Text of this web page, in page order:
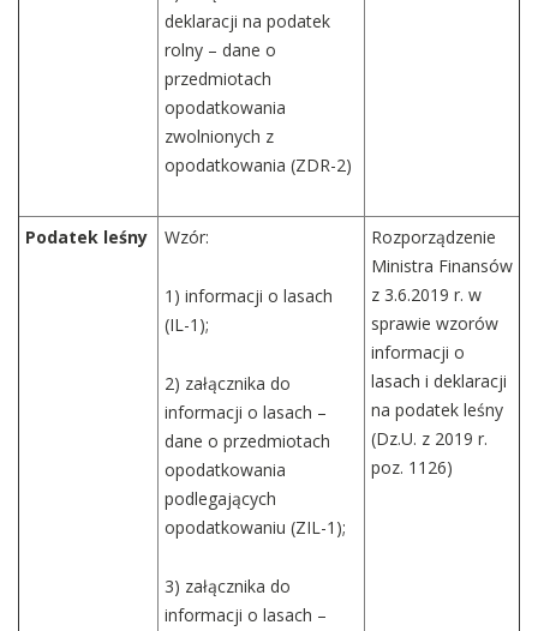
deklaracji na podatek
rolny – dane o
przedmiotach
opodatkowania
zwolnionych z
opodatkowania (ZDR-2)
Podatek leśny Wzór:
1) informacji o lasach
(IL-1);
2) załącznika do
informacji o lasach –
dane o przedmiotach
opodatkowania
podlegających
opodatkowaniu (ZIL-1);
3) załącznika do
informacji o lasach –
Rozporządzenie
Ministra Finansów
z 3.6.2019 r. w
sprawie wzorów
informacji o
lasach i deklaracji
na podatek leśny
(Dz.U. z 2019 r.
poz. 1126)